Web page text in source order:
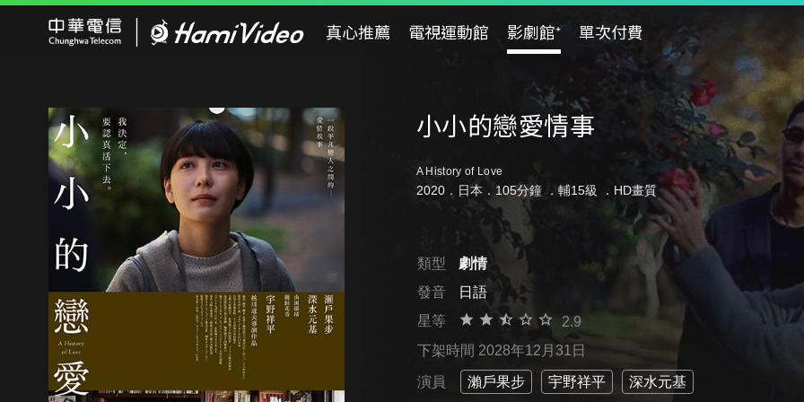
真心推薦 電視運動館 影劇館⁺ 單次付費
小小的戀愛情事
A History of Love
2020．日本．105分鐘 ． 輔15級 ．HD畫質
類型
劇情
發音
日語
星等
2.9
下架時間 2028年12月31日
演員 瀨戶果步 宇野祥平 深水元基